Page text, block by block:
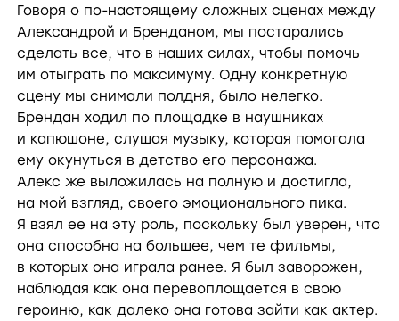
Говоря о по-настоящему сложных сценах между
Александрой и Бренданом, мы постарались
сделать все, что в наших силах, чтобы помочь
им отыграть по максимуму. Одну конкретную
сцену мы снимали полдня, было нелегко.
Брендан ходил по площадке в наушниках
и капюшоне, слушая музыку, которая помогала
ему окунуться в детство его персонажа.
Алекс же выложилась на полную и достигла,
на мой взгляд, своего эмоционального пика.
Я взял ее на эту роль, поскольку был уверен, что
она способна на большее, чем те фильмы,
в которых она играла ранее. Я был заворожен,
наблюдая как она перевоплощается в свою
героиню, как далеко она готова зайти как актер.